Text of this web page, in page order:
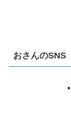
おさんのSNS